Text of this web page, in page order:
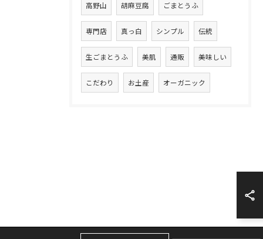
高野山 胡麻豆腐 ごまとうふ
専門店 真っ白 シンプル 伝統
生ごまとうふ 美肌 通販 美味しい
こだわり お土産 オーガニック